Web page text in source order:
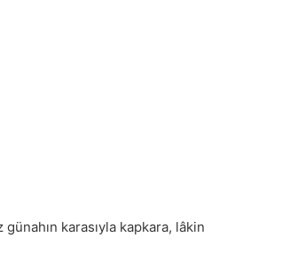
karasıyla kapkara, lâkin